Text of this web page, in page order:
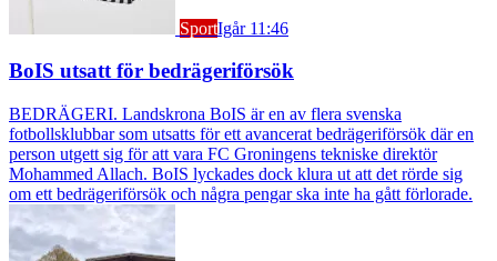
SportIgår 11:46
BoIS utsatt för bedrägeriförsök
BEDRÄGERI. Landskrona BoIS är en av flera svenska
fotbollsklubbar som utsatts för ett avancerat bedrägeriförsök där en
person utgett sig för att vara FC Groningens tekniske direktör
Mohammed Allach. BoIS lyckades dock klura ut att det rörde sig
om ett bedrägeriförsök och några pengar ska inte ha gått förlorade.